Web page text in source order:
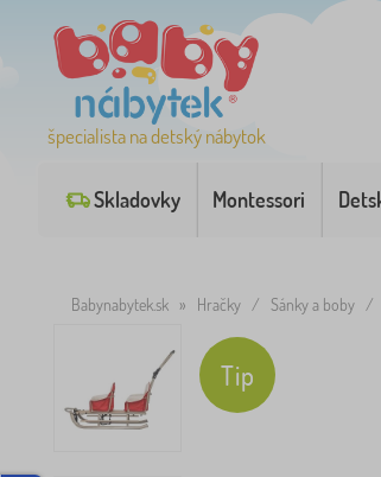
špecialista na detský nábytok
Skladovky Montessori
Babynabytek.sk » Hračky / Sánky a boby /
Tip